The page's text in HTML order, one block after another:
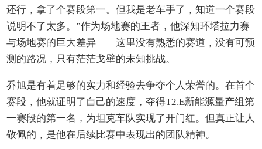
还行，拿了个赛段第一。但我是老车手了，知道一个赛段
说明不了太多。”作为场地赛的王者，他深知环塔拉力赛
与场地赛的巨大差异——这里没有熟悉的赛道，没有可预
测的路况，只有茫茫戈壁的未知挑战。
乔旭是有着足够的实力和经验去争夺个人荣誉的。在首个
赛段，他就证明了自己的速度，夺得T2.E新能源量产组第
一赛段的第一名，为坦克车队实现了开门红。但真正让人
敬佩的，是他在后续比赛中表现出的团队精神。